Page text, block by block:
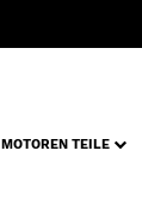
MOTOREN TEILE